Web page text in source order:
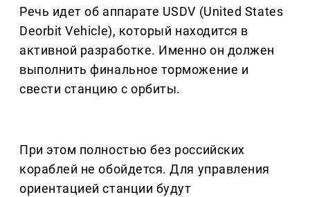
Речь идет об аппарате USDV (United States
Deorbit Vehicle), который находится в
активной разработке. Именно он должен
выполнить финальное торможение и
свести станцию с орбиты.
При этом полностью без российских
кораблей не обойдется. Для управления
ориентацией станции будут